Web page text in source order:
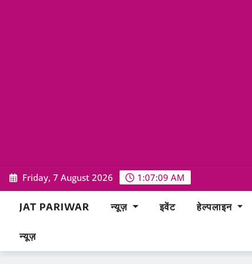
Skip
to
content
Friday, 7 August 2026 1:07:10 AM
JAT PARIWAR न्यूज़ इवेंट हेल्पलाइन
न्यूज़